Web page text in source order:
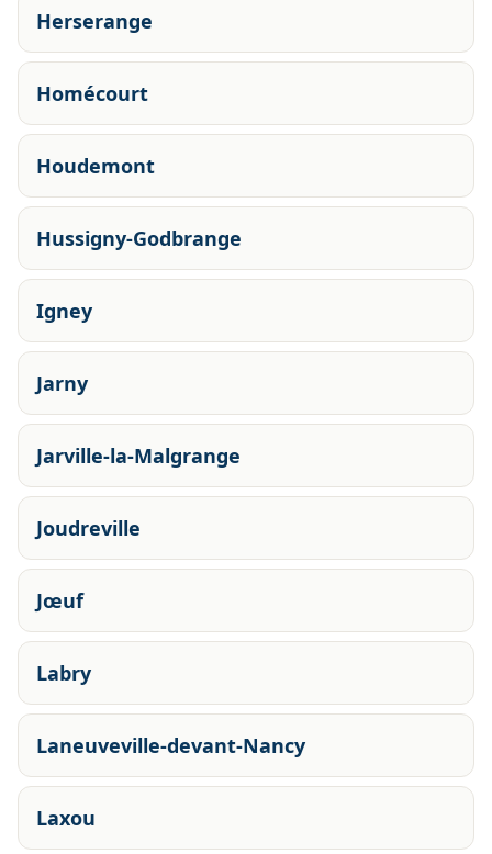
Herserange
Homécourt
Houdemont
Hussigny-Godbrange
Igney
Jarny
Jarville-la-Malgrange
Joudreville
Jœuf
Labry
Laneuveville-devant-Nancy
Laxou